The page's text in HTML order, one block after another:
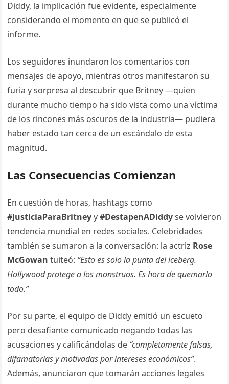
Diddy, la implicación fue evidente, especialmente
considerando el momento en que se publicó el
informe.
Los seguidores inundaron los comentarios con
mensajes de apoyo, mientras otros manifestaron su
furia y sorpresa al descubrir que Britney —quien
durante mucho tiempo ha sido vista como una víctima
de los rincones más oscuros de la industria— pudiera
haber estado tan cerca de un escándalo de esta
magnitud.
Las Consecuencias Comienzan
En cuestión de horas, hashtags como
#JusticiaParaBritneyy#DestapenADiddyse volvieron
tendencia mundial en redes sociales. Celebridades
también se sumaron a la conversación: la actriz Rose
McGowan tuiteó: “Esto es solo la punta del iceberg.
Hollywood protege a los monstruos. Es hora de quemarlo
todo.”
Por su parte, el equipo de Diddy emitió un escueto
pero desafiante comunicado negando todas las
acusaciones y calificándolas de “completamente falsas,
difamatorias y motivadas por intereses económicos”.
Además, anunciaron que tomarán acciones legales